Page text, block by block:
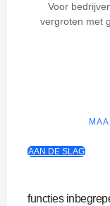
Voor
vergroten met
AAN DE SLAG
functies